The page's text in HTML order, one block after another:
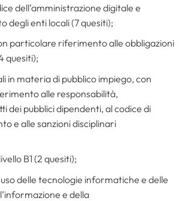
dell’amministrazione digitale e
degli enti locali (7 quesiti);
particolare riferimento alle obbligazioni
quesiti);
in materia di pubblico impiego, con
alle responsabilità,
dei pubblici dipendenti, al codice di
e alle sanzioni disciplinari
B1 (2 quesiti);
delle tecnologie informatiche e delle
e della